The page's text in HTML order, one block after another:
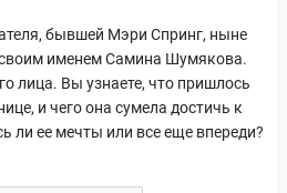
бывшей Мэри Спринг, ныне
именем Самина Шумякова.
лица. Вы узнаете, что пришлось
и чего она сумела достичь к
ли ее мечты или все еще впереди?